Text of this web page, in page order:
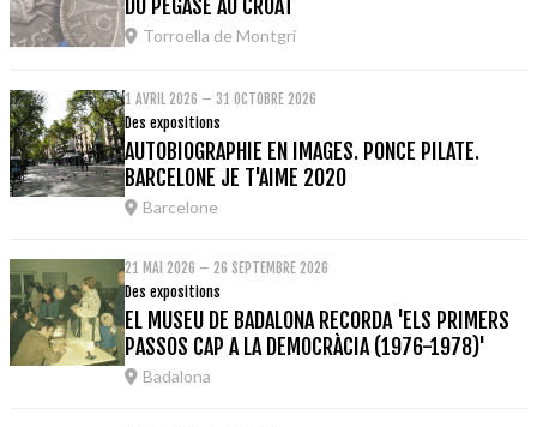
DU PÉGASE AU CROAT
Torroella de Montgrí
1 AVRIL 2026 – 31 OCTOBRE 2026
Des expositions
AUTOBIOGRAPHIE EN IMAGES. PONCE PILATE.
BARCELONE JE T'AIME 2020
Barcelone
21 MAI 2026 – 26 SEPTEMBRE 2026
Des expositions
EL MUSEU DE BADALONA RECORDA 'ELS PRIMERS
PASSOS CAP A LA DEMOCRÀCIA (1976-1978)'
Badalona